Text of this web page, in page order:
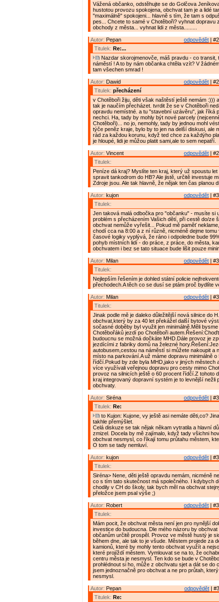
Vážená občanko, odstěhujte se do Golčova
hustotou provozu spokojena, obchvat tam je a lidé
"maximálně" spokojeni... hlavně s tím, že tam s
pes... Chcete to samé v Chotěboři? vyhnat dopravu
obchody z města... vyhnat lidi z města.........
odpovědět |
Autor: Pepan
Titulek: Re:...
Nazdar skorojmenovče, máš pravdu - co transit,
náměstí ! A to by nám občanka chtěla vzít? V
tam všechen smrad !
odpovědět |
Autor: Dawid
Titulek: přecházení
v Chotěboři žiju, děti však naštěstí ještě nemám :)))
tak je naučím přecházet. tvrdit že se v Chotěboři
opravdu nemístné. a tu "stavební uzávěru", jak říká
nechci. Ha, tady by mohly být nové parcely
Chotěboři)... no jo, nemohly, tady by jednou mohl
týče peněz kraje, bylo by to jen na delší diskusi, ale
rád za každou korunu, když ted chce za každýho
je hloupé, lidi je můžou platit sami,ale to sem nepatří.
odpovědět |
Autor: Vincent
Titulek:
Peníze dá kraj? Myslíte ten kraj, který už spoustu let
spravit tankodrom do HB? Ale jistě, určitě investuje
Zdroje jsou. Ale tak hlavně, že nějak ten čas planou
odpovědět |
Autor: kujon
Titulek:
Jen taková malá odbočka pro "občanku" - musíte si
problém s přecházením Vašich dětí, při cestě do/ze
obchvat nemůže vyřešit... Pokud mě paměť
chodí cca na 8:00 a z ní různě, nicméně dejme tomu
časové logiky vyplývá, že ráno i odpoledne bude
pohyb místních lidí - do práce, z práce, do města,
obchvatem i bez se tato situace bude lišit pouze
odpovědět |
Autor: Milan
Titulek:
Nejlepším řešením je dohled státní policie
přechodech.A těch co se dusí se ptám proč bydlíte
odpovědět |
Autor: Milan
Titulek:
Jinak podle mě je daleko důležitější nová silnice do
obchvat,který by za 40 let překážel další bytové
sočasné doběby byl využit jen minimálně.Měli
Chotěbořáků jezdí po Chotěboři
budoucnu se možná dočkáte MHD.Dále provoz je
jezdícími z fabriky domů na železné
autobusem,cestou na náměstí si můžete nakoupit a
místo na parkování.A už máme dopravu minimálně o
řídčí.Pokud by zde byla MHD,jako v jiných městech
více využívali veřejnou dopravu pro cesty mimo
provoz na silnicích ještě o 60 procent řídčí.Z tohoto
kraj integrovaný dopravní systém je to levnější nežli
obchvaty.
odpovědět |
Autor: Siréna
Titulek: Re:
to Kujon: Kujone, vy ještě asi nemáte děti,co?
takhle přemýšlet.
Celá diskuze se tak nějak někam vytratila a hlavní
zmizel. Docela by mě zajímalo, když tady všichni
obchvat nesmysl, co říkají tomu průtahu městem,
O tom se tady nemluví.
odpovědět |
Autor: kujon
Titulek:
Siréna> Nene, děti ještě opravdu nemám, nicméně
co s tím tato skutečnost má společného. I kdybych
chodily v CH do školy, tak bych měl na obchvat
přeložce jsem psal výše ;)
odpovědět |
Autor: Robert
Titulek:
Mám pocit, že obchvat města není jen pro nynější
investice do budoucna. Dle mého názoru by
občanům určitě prospěl. Provoz ve městě hustý je
během dne, ale tak to je všude. Městem projede za
kamionů, které by mohly tento obchvat využít a
které projíždí městem. Vymlouvat se na to, že
centru města je nesmysl. Ten kdo se bude v
prohlédnout si ho, může z obchvatu sjet a dát se do
jsem jednoznačně pro obchvat a ne pro průtah,
nesmysl.
odpovědět |
Autor: Pepan
Titulek: Re: